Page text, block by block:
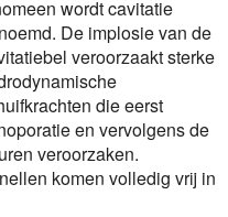
wordt cavitatie
De implosie van de
veroorzaakt sterke
die eerst
en vervolgens de
veroorzaken.
komen volledig vrij in